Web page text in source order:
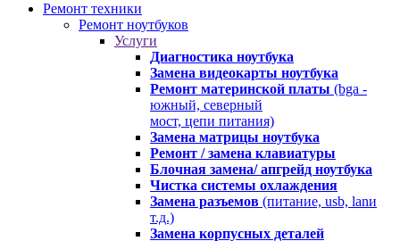
Ремонт техники
Ремонт ноутбуков
Услуги
Диагностика ноутбука
Замена видеокарты ноутбука
Ремонт материнской платы (bga -
южный, северный
мост, цепи питания)
Замена матрицы ноутбука
Ремонт / замена клавиатуры
Блочная замена/ апгрейд ноутбука
Чистка системы охлаждения
Замена разъемов (питание, usb, lanи
т.д.)
Замена корпусных деталей